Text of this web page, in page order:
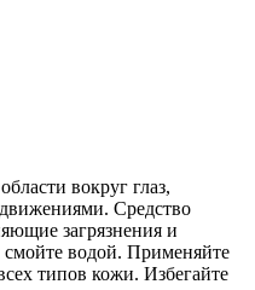
вокруг глаз,
Средство
загрязнения и
водой. Применяйте
типов кожи. Избегайте